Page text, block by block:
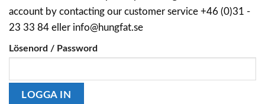
account by contacting our customer service +46 (0)31 -
23 33 84 eller info@hungfat.se
Lösenord / Password